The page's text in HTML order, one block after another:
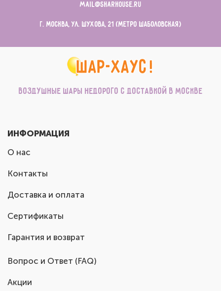
mail@sharhouse.ru
г. Москва, ул. Шухова, 21 (метро Шаболовская)
Воздушные шары недорого с доставкой в Москве
ИНФОРМАЦИЯ
О нас
Контакты
Доставка и оплата
Сертификаты
Гарантия и возврат
Вопрос и Ответ (FAQ)
Акции